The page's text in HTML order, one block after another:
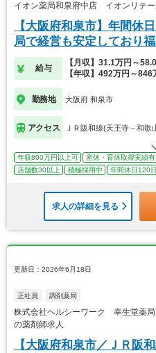
イオン薬局和泉府中店 イオンリテー
【大阪府和泉市】年間休
局で経営も安定しており
給与
【月収】31.1万円～
【年収】492万円～846
勤務地 大阪府 和泉市
アクセス ＪＲ阪和線(天王寺－和歌
年収800万円以上可 産休・育休取得実績有
店舗数30以上
積極採用中 年間休日120
求人の詳細を見る
更新日：2026年6月18日
正社員 調剤薬局
株式会社ヘルシーワーク 幸生堂薬
の薬剤師求人
【大阪府和泉市／ＪＲ阪